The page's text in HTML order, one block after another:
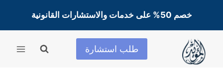
المحتوى
خصم 50% على خدمات والاستشارات القانونية
طلب استشارة